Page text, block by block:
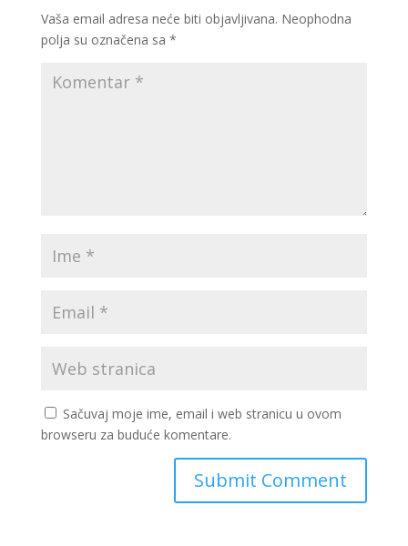
Vaša email adresa neće biti objavljivana. Neophodna
polja su označena sa *
Sačuvaj moje ime, email i web stranicu u ovom
browseru za buduće komentare.